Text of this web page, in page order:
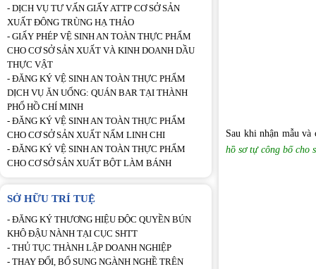
Sau khi nhận mẫu
hồ sơ tự công bố cho
- DỊCH VỤ TƯ VẤN GIẤY ATTP CƠ SỞ SẢN
XUẤT ĐÔNG TRÙNG HẠ THẢO
- GIẤY PHÉP VỆ SINH AN TOÀN THỰC PHẨM
CHO CƠ SỞ SẢN XUẤT VÀ KINH DOANH DẦU
THỰC VẬT
- ĐĂNG KÝ VỆ SINH AN TOÀN THỰC PHẨM
DỊCH VỤ ĂN UỐNG: QUÁN BAR TẠI THÀNH
PHỐ HỒ CHÍ MINH
- ĐĂNG KÝ VỆ SINH AN TOÀN THỰC PHẨM
CHO CƠ SỞ SẢN XUẤT NẤM LINH CHI
- ĐĂNG KÝ VỆ SINH AN TOÀN THỰC PHẨM
CHO CƠ SỞ SẢN XUẤT BỘT LÀM BÁNH
SỞ HỮU TRÍ TUỆ
- ĐĂNG KÝ THƯƠNG HIỆU ĐỘC QUYỀN BÚN
KHÔ ĐẬU NÀNH TẠI CỤC SHTT
- THỦ TỤC THÀNH LẬP DOANH NGHIỆP
- THAY ĐỔI, BỔ SUNG NGÀNH NGHỀ TRÊN